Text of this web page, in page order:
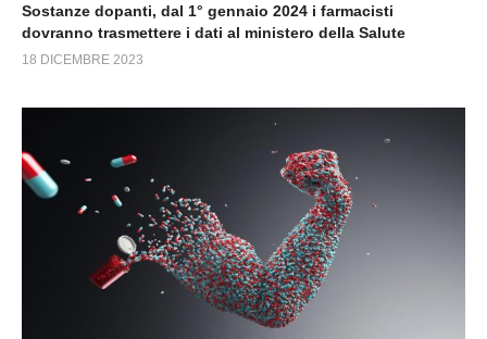
Sostanze dopanti, dal 1° gennaio 2024 i farmacisti
dovranno trasmettere i dati al ministero della Salute
18 DICEMBRE 2023